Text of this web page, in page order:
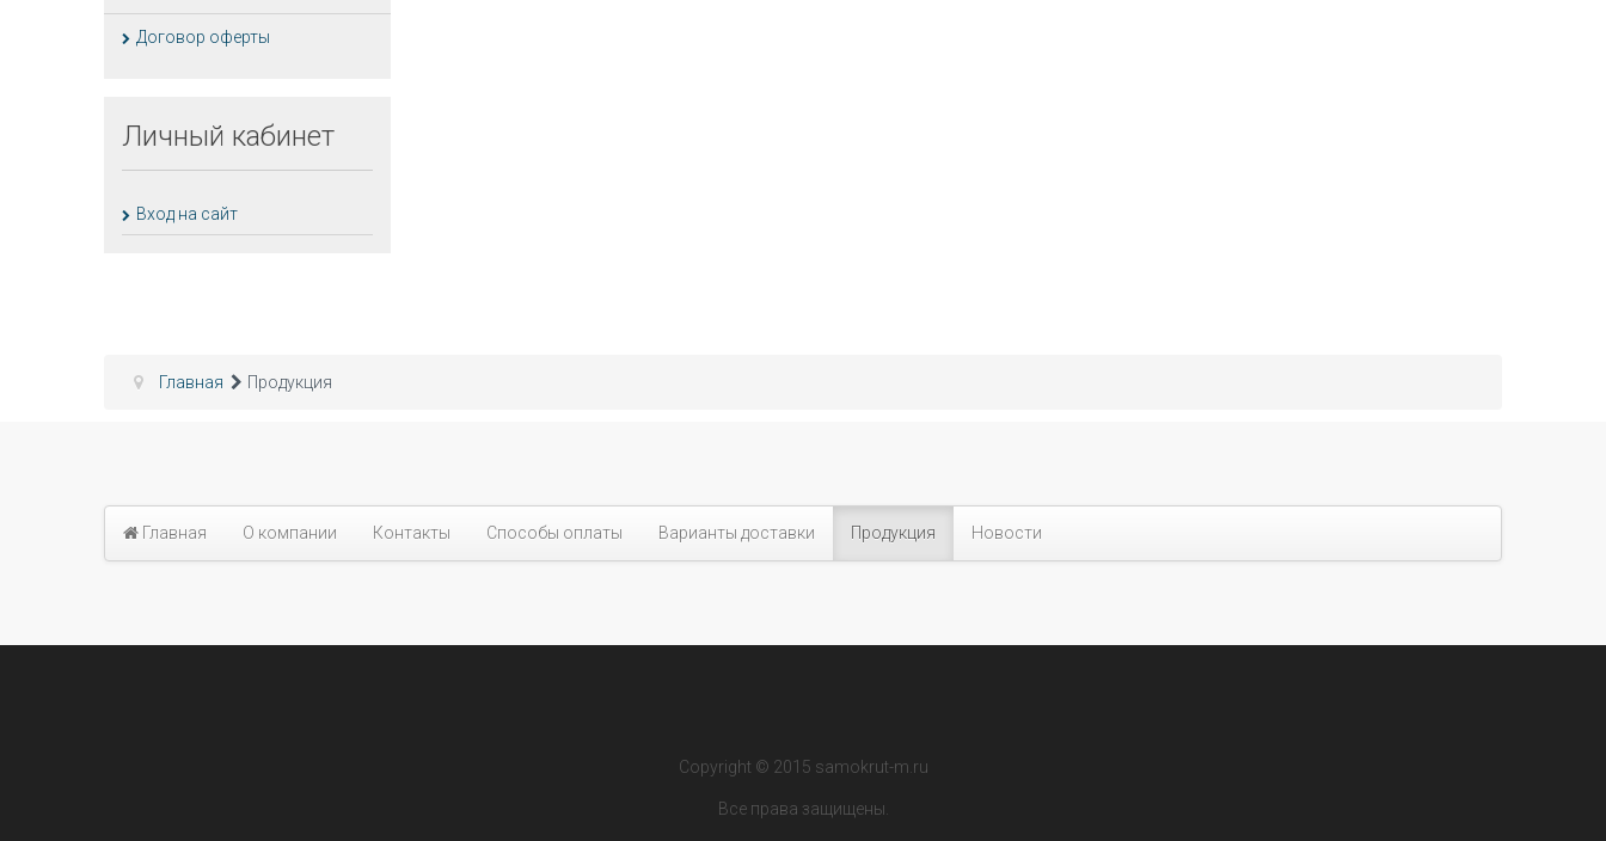
Договор оферты
Личный кабинет
Вход на сайт
Главная Продукция
Главная О компании Контакты Способы оплаты Варианты доставки Продукция Новости
Copyright © 2015 samokrut-m.ru
Все права защищены.